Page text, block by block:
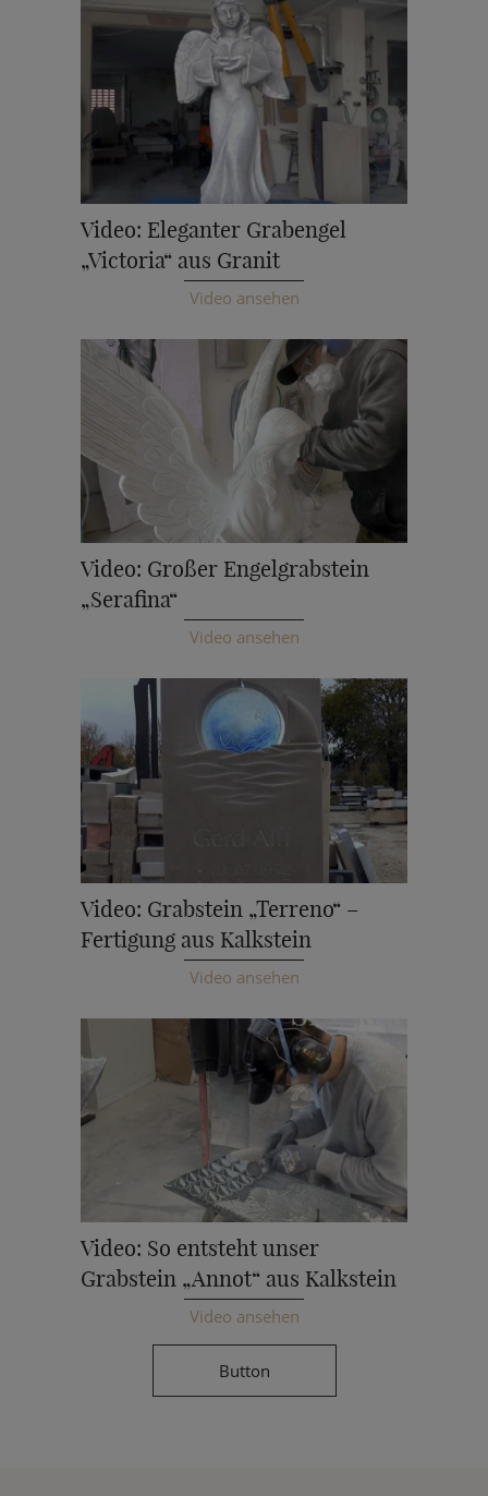
Video: Eleganter Grabengel
„Victoria“ aus Granit
Video ansehen
Video: Großer Engelgrabstein
„Serafina“
Video ansehen
Video: Grabstein „Terreno“ –
Fertigung aus Kalkstein
Video ansehen
Video: So entsteht unser
Grabstein „Annot“ aus Kalkstein
Video ansehen
Button